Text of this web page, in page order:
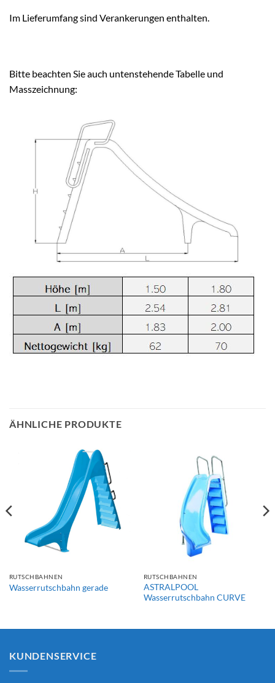
Im Lieferumfang sind Verankerungen enthalten.
Bitte beachten Sie auch untenstehende Tabelle und
Masszeichnung:
ÄHNLICHE PRODUKTE
RUTSCHBAHNEN
Wasserrutschbahn gerade
RUTSCHBAHNEN
ASTRALPOOL
Wasserrutschbahn CURVE
KUNDENSERVICE